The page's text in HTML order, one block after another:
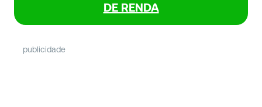
DE RENDA
publicidade